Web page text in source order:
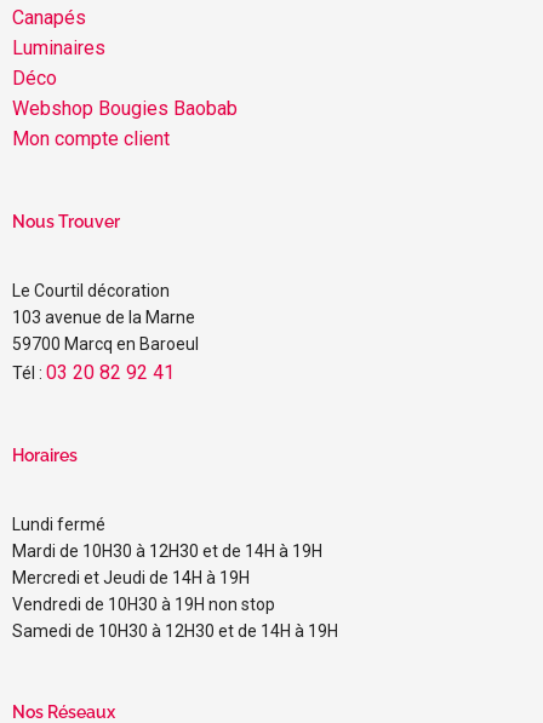
Canapés
Luminaires
Déco
Webshop Bougies Baobab
Mon compte client
Nous Trouver
Le Courtil décoration
103 avenue de la Marne
59700 Marcq en Baroeul
Tél : 03 20 82 92 41
Horaires
Lundi fermé
Mardi de 10H30 à 12H30 et de 14H à 19H
Mercredi et Jeudi de 14H à 19H
Vendredi de 10H30 à 19H non stop
Samedi de 10H30 à 12H30 et de 14H à 19H
Nos Réseaux